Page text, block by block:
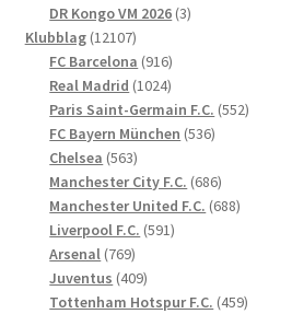
DR Kongo VM 2026 33
Klubblag 1210712107
produkter
FC Barcelona 916916
produkter
Real Madrid 10241024
produkter
Paris Saint-Germain F.C. 552552
FC Bayern München 536536
Chelsea 563563
produkter
Manchester City F.C. 686686
produkter
Manchester United F.C. 688688
Liverpool F.C. 591591
Arsenal 769769
produkter
Juventus 409409
produkter
Tottenham Hotspur F.C. 459459